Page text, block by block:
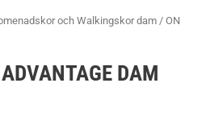
och Walkingskor dam / ON
DAM